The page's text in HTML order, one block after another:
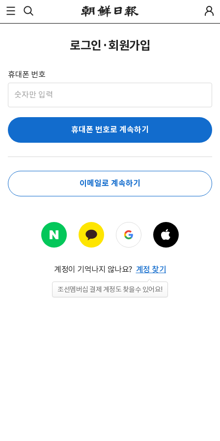
로그인·회원가입
휴대폰 번호
휴대폰 번호로 계속하기
이메일로 계속하기
계정이 기억나지 않나요? 계정 찾기
조선멤버십 결제 계정도 찾을수 있어요!